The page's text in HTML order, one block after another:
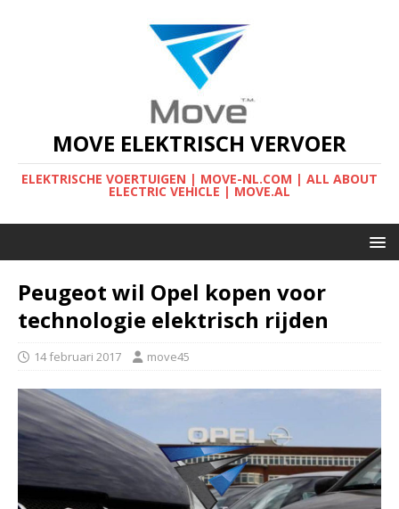
MOVE ELEKTRISCH VERVOER
ELEKTRISCHE VOERTUIGEN | MOVE-NL.COM | ALL ABOUT
ELECTRIC VEHICLE | MOVE.AL
Peugeot wil Opel kopen voor
technologie elektrisch rijden
14 februari 2017 move45